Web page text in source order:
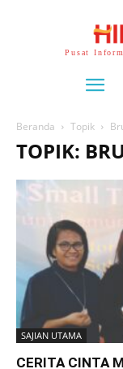
Pusat
Beranda Topik
TOPIK:
SAJIAN UTAMA
CERITA CINTA